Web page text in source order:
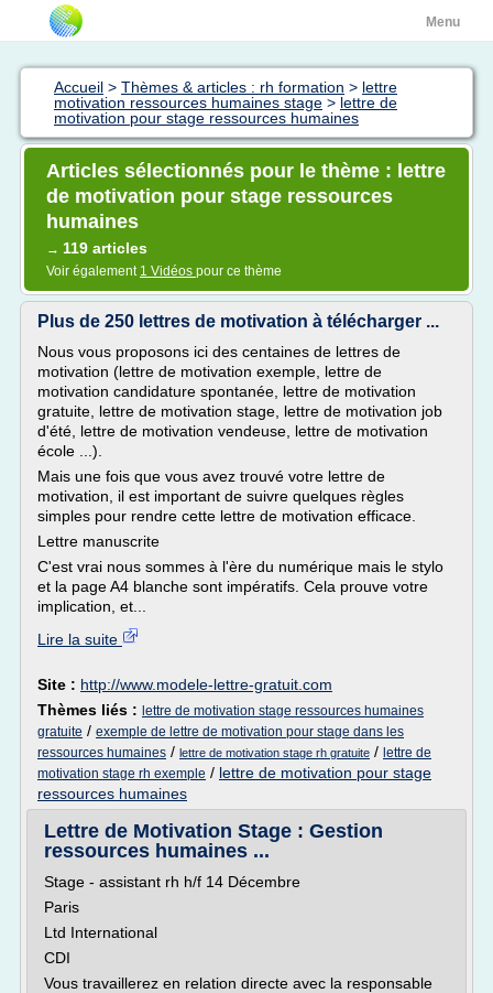
Menu
Accueil > Thèmes & articles : rh formation > lettre
motivation ressources humaines stage > lettre de
motivation pour stage ressources humaines
Articles sélectionnés pour le thème : lettre
de motivation pour stage ressources
humaines
→ 119 articles
Voir également 1 Vidéos pour ce thème
Plus de 250 lettres de motivation à télécharger ...
Nous vous proposons ici des centaines de lettres de
motivation (lettre de motivation exemple, lettre de
motivation candidature spontanée, lettre de motivation
gratuite, lettre de motivation stage, lettre de motivation job
d'été, lettre de motivation vendeuse, lettre de motivation
école ...).
Mais une fois que vous avez trouvé votre lettre de
motivation, il est important de suivre quelques règles
simples pour rendre cette lettre de motivation efficace.
Lettre manuscrite
C'est vrai nous sommes à l'ère du numérique mais le stylo
et la page A4 blanche sont impératifs. Cela prouve votre
implication, et...
Lire la suite
Site : http://www.modele-lettre-gratuit.com
Thèmes liés : lettre de motivation stage ressources humaines
gratuite / exemple de lettre de motivation pour stage dans les
ressources humaines / lettre de motivation stage rh gratuite / lettre de
motivation stage rh exemple / lettre de motivation pour stage
ressources humaines
Lettre de Motivation Stage : Gestion
ressources humaines ...
Stage - assistant rh h/f 14 Décembre
Paris
Ltd International
CDI
Vous travaillerez en relation directe avec la responsable